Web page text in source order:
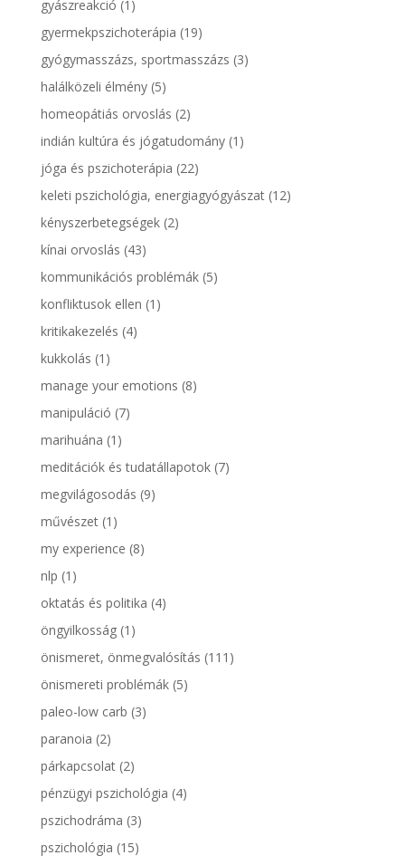
gyászreakció (1)
gyermekpszichoterápia (19)
gyógymasszázs, sportmasszázs (3)
halálközeli élmény(5)
homeopátiás orvoslás (2)
indián kultúra és jógatudomány(1)
jóga és pszichoterápia (22)
keleti pszichológia, energiagyógyászat(12)
kényszerbetegségek(2)
kínai orvoslás (43)
kommunikációs problémák(5)
konfliktusok ellen (1)
kritikakezelés (4)
kukkolás (1)
manage your emotions (8)
manipuláció (7)
marihuána (1)
meditációk és tudatállapotok(7)
megvilágosodás (9)
művészet(1)
my experience (8)
nlp (1)
oktatás és politika (4)
öngyilkosság(1)
önismeret, önmegvalósítás (111)
önismereti problémák(5)
paleo-low carb (3)
paranoia (2)
párkapcsolat(2)
pénzügyi pszichológia (4)
pszichodráma (3)
pszichológia (15)